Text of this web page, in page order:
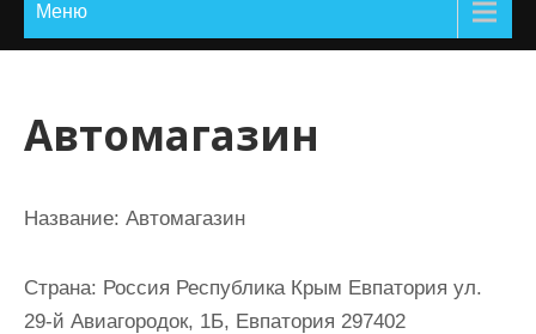
а
Меню
Автомагазин
Название: Автомагазин
Страна: Россия Республика Крым Евпатория ул.
29-й Авиагородок, 1Б, Евпатория 297402